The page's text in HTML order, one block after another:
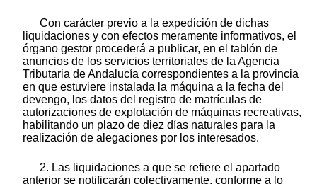
Con carácter previo a la expedición de dichas
liquidaciones y con efectos meramente informativos, el
órgano gestor procederá a publicar, en el tablón de
anuncios de los servicios territoriales de la Agencia
Tributaria de Andalucía correspondientes a la provincia
en que estuviere instalada la máquina a la fecha del
devengo, los datos del registro de matrículas de
autorizaciones de explotación de máquinas recreativas,
habilitando un plazo de diez días naturales para la
realización de alegaciones por los interesados.
2. Las liquidaciones a que se refiere el apartado
anterior se notificarán colectivamente, conforme a lo